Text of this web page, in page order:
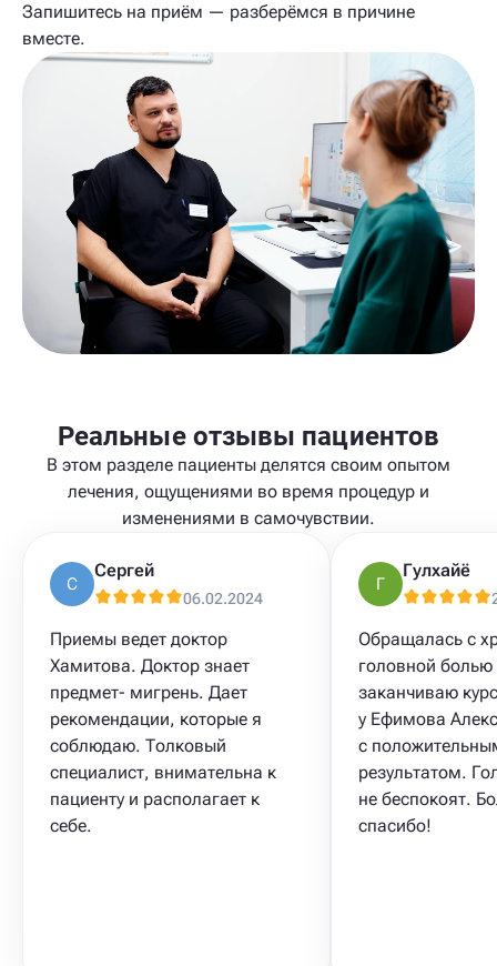
Запишитесь на приём — разберёмся в причине
вместе.
Реальные отзывы пациентов
В этом разделе пациенты делятся своим опытом
лечения, ощущениями во время процедур и
изменениями в самочувствии.
С
Сергей
06.02.2024
Приемы ведет доктор
Хамитова. Доктор знает
предмет- мигрень. Дает
рекомендации, которые я
соблюдаю. Толковый
специалист, внимательна к
пациенту и располагает к
себе.
Г
Гулхайё
Обращалась с
головной
заканчиваю
у Ефимова
с
результатом.
не беспокоят.
спасибо!